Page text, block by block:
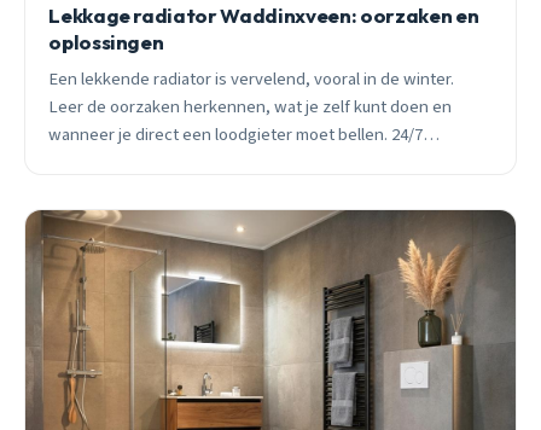
Lekkage radiator Waddinxveen: oorzaken en
oplossingen
Een lekkende radiator is vervelend, vooral in de winter.
Leer de oorzaken herkennen, wat je zelf kunt doen en
wanneer je direct een loodgieter moet bellen. 24/7